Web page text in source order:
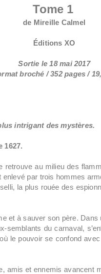
Tome 1
de Mireille Calmel
Éditions XO
Sortie le 18 mai 2017
broché / 352 pages /
intrigant des mystères.
1627.
retrouve au milieu des
par trois hommes
la plus rouée des
et à sauver son père.
semblants du carnaval,
le pouvoir se confond
amis et ennemis avancent